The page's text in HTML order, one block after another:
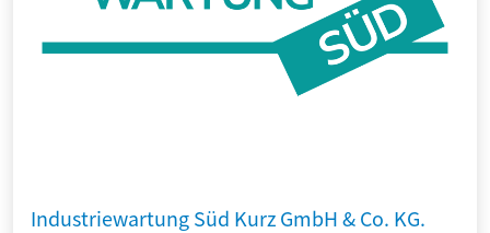
Industriewartung Süd Kurz GmbH & Co. KG.